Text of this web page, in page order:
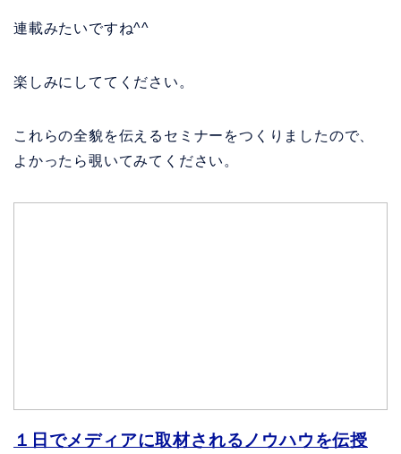
連載みたいですね^^
楽しみにしててください。
これらの全貌を伝えるセミナーをつくりましたので、
よかったら覗いてみてください。
１日でメディアに取材されるノウハウを伝授